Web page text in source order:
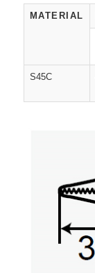
MATERIAL
S45C